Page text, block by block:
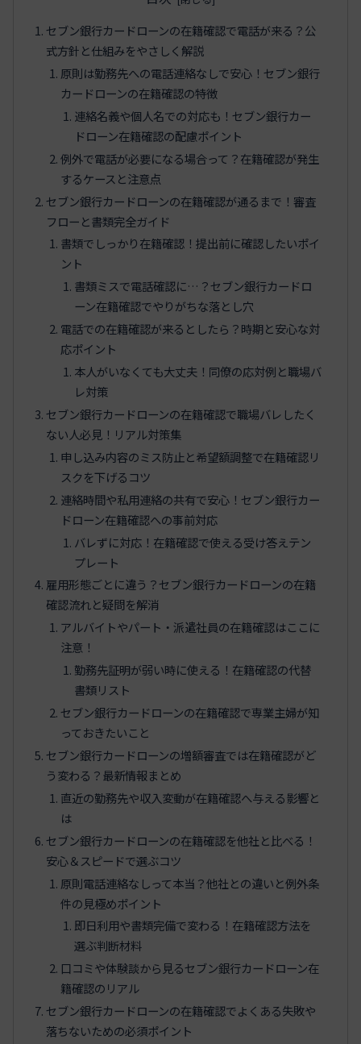
セブン銀行カードローンの在籍確認で電話が来る？公
式方針と仕組みをやさしく解説
原則は勤務先への電話連絡なしで安心！セブン銀行
カードローンの在籍確認の特徴
連絡名義や個人名での対応も！セブン銀行カー
ドローン在籍確認の配慮ポイント
例外で電話が必要になる場合って？在籍確認が発生
するケースと注意点
セブン銀行カードローンの在籍確認が通るまで！審査
フローと書類完全ガイド
書類でしっかり在籍確認！提出前に確認したいポイ
ント
書類ミスで電話確認に…？セブン銀行カードロ
ーン在籍確認でやりがちな落とし穴
電話での在籍確認が来るとしたら？時期と安心な対
応ポイント
本人がいなくても大丈夫！同僚の応対例と職場バ
レ対策
セブン銀行カードローンの在籍確認で職場バレしたく
ない人必見！リアル対策集
申し込み内容のミス防止と希望額調整で在籍確認リ
スクを下げるコツ
連絡時間や私用連絡の共有で安心！セブン銀行カー
ドローン在籍確認への事前対応
バレずに対応！在籍確認で使える受け答えテン
プレート
雇用形態ごとに違う？セブン銀行カードローンの在籍
確認流れと疑問を解消
アルバイトやパート・派遣社員の在籍確認はここに
注意！
勤務先証明が弱い時に使える！在籍確認の代替
書類リスト
セブン銀行カードローンの在籍確認で専業主婦が知
っておきたいこと
セブン銀行カードローンの増額審査では在籍確認がど
う変わる？最新情報まとめ
直近の勤務先や収入変動が在籍確認へ与える影響と
は
セブン銀行カードローンの在籍確認を他社と比べる！
安心＆スピードで選ぶコツ
原則電話連絡なしって本当？他社との違いと例外条
件の見極めポイント
即日利用や書類完備で変わる！在籍確認方法を
選ぶ判断材料
口コミや体験談から見るセブン銀行カードローン在
籍確認のリアル
セブン銀行カードローンの在籍確認でよくある失敗や
落ちないための必須ポイント